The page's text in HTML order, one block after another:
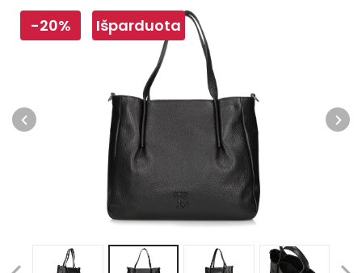
-20% Išparduota